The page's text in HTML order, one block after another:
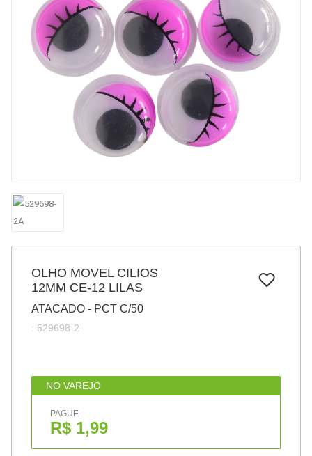
OLHO MOVEL CILIOS
12MM CE-12 LILAS
ATACADO - PCT C/50
: 529698-2
NO VAREJO
PAGUE
R$ 1,99
pincel
cola
barbante